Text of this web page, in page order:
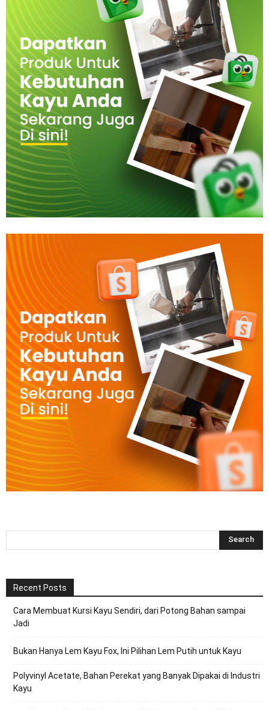
Recent Posts
Cara Membuat Kursi Kayu Sendiri, dari Potong Bahan sampai
Jadi
Bukan Hanya Lem Kayu Fox, Ini Pilihan Lem Putih untuk Kayu
Polyvinyl Acetate, Bahan Perekat yang Banyak Dipakai di Industri
Kayu